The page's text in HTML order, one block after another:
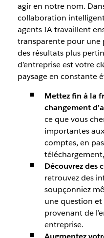
agir en notre nom.
collaboration
agents IA travaillent
transparente pour une
des résultats plus
d’entreprise est votre
paysage en constante
Mettez fin à la
changement
ce que vous
importantes
comptes, en
Découvrez des
retrouvez des
soupçonniez
une question et
provenant de
entreprise.